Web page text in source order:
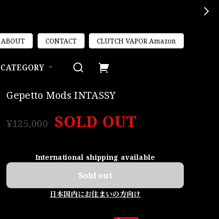
ABOUT CONTACT CLUTCH VAPOR Amazon
CATEGORY
Gepetto Mods INTASSY
¥125,000 SOLD OUT
International shipping available
Sold out
日本国内にお住まいの方向け